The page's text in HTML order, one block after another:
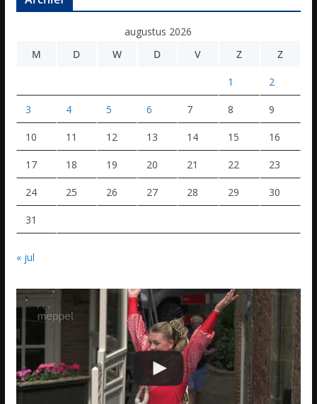
augustus 2026
M
D W D V Z Z
1 2
3 4 5 6 7 8 9
10 11 12 13 14 15 16
17 18 19 20 21 22 23
24 25 26 27 28 29 30
31
« jul